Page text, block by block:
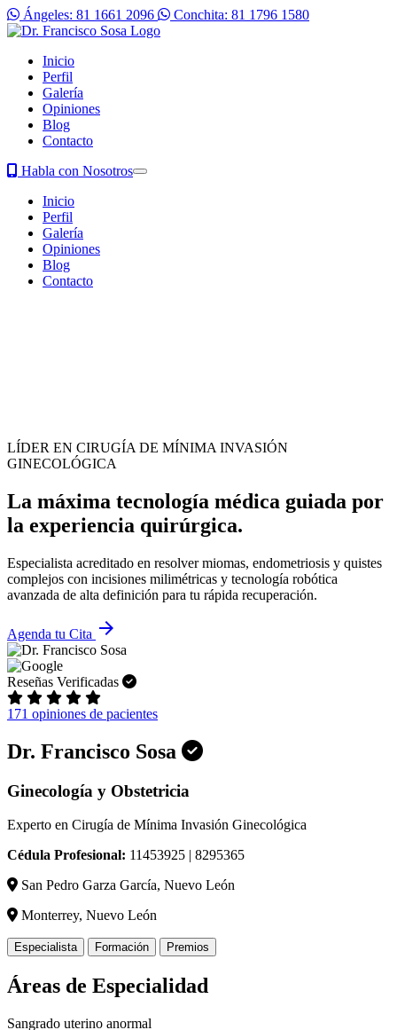
Ángeles: 81 1661 2096 Conchita: 81 1796 1580
Inicio
Perfil
Galería
Opiniones
Blog
Contacto
Habla con Nosotros
Inicio
Perfil
Galería
Opiniones
Blog
Contacto
LÍDER EN CIRUGÍA DE MÍNIMA INVASIÓN
GINECOLÓGICA
La máxima tecnología médica guiada por
la experiencia quirúrgica.
Especialista acreditado en resolver miomas, endometriosis y quistes
complejos con incisiones milimétricas y tecnología robótica
avanzada de alta definición para tu rápida recuperación.
Agenda tu Cita arrow_forward
Reseñas Verificadas
171 opiniones de pacientes
Dr. Francisco Sosa
Ginecología y Obstetricia
Experto en Cirugía de Mínima Invasión Ginecológica
Cédula Profesional: 11453925 | 8295365
San Pedro Garza García, Nuevo León
Monterrey, Nuevo León
Especialista Formación Premios
Áreas de Especialidad
Sangrado uterino anormal